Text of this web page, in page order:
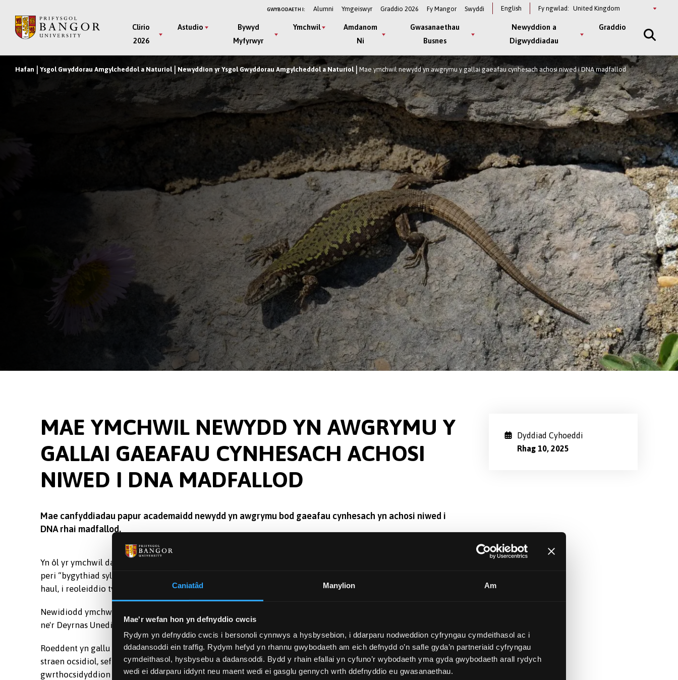
Caniatâd Manylion Am
Mae'r wefan hon yn defnyddio cwcis
Rydym yn defnyddio cwcis i bersonoli cynnwys a hysbysebion, i ddarparu nodweddion cyfryngau cymdeithasol ac i
ddadansoddi ein traffig. Rydym hefyd yn rhannu gwybodaeth am eich defnydd o’n safle gyda’n partneriaid cyfryngau
cymdeithasol, hysbysebu a dadansoddi. Bydd y rhain efallai yn cyfuno’r wybodaeth yma gyda gwybodaeth arall rydych
wedi ei ddarparu iddynt neu maent wedi ei gasglu gennych wrth ddefnyddio eu gwasanaethau.
GWYBODAETH I: Alumni Ymgeiswyr Graddio 2026 Fy Mangor Swyddi English Fy ngwlad: Select
Main
Menu
Clirio
2026
Astudio
Bywyd
Myfyrwyr
Ymchwil
Amdanom
Ni
Gwasanaethau
Busnes
Newyddion a
Digwyddiadau
Graddio
Breadcrumb
Hafan Ysgol Gwyddorau Amgylcheddol a Naturiol Newyddion yr Ysgol Gwyddorau Amgylcheddol a Naturiol Mae ymchwil newydd yn awgrymu y gallai gaeafau cynhesach achosi niwed i DNA madfallod
MAE YMCHWIL NEWYDD YN AWGRYMU Y
GALLAI GAEAFAU CYNHESACH ACHOSI
NIWED I DNA MADFALLOD
Mae canfyddiadau papur academaidd newydd yn awgrymu bod gaeafau cynhesach yn achosi niwed i
DNA rhai madfallod.
Yn ôl yr ymchwil dan arweiniad Prifysgol Bangor mae gaeafau cynhesach o ganlyniad i newid hinsawdd yn
peri “bygythiad sylweddol” i
haul, i reoleiddio tymheredd eu corff.
Newidiodd ymchwilwyr dymheredd arbrofol i fadfallod cyffredin y muriau o boblogaeth a gyflwynwyd yn
ne'r Deyrnas Unedig yn ystod eu cyfnod gaeafgysgu arferol.
Roeddent yn gallu asesu effeithiau gwahanol batrymedd cynhesu gaeafol ar weithgarwch, cyflwr y corff, a
straen ocsidiol, sef anghydbwysedd rhwng dau fath gwahanol o foleciwlau o'r enw radicalau rhydd a
gwrthocsidyddion mewn ffurfiau bywyd.
Dyddiad Cyhoeddi
Rhag 10, 2025